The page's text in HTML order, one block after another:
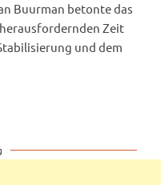
Buurman betonte das
Zeit
und dem